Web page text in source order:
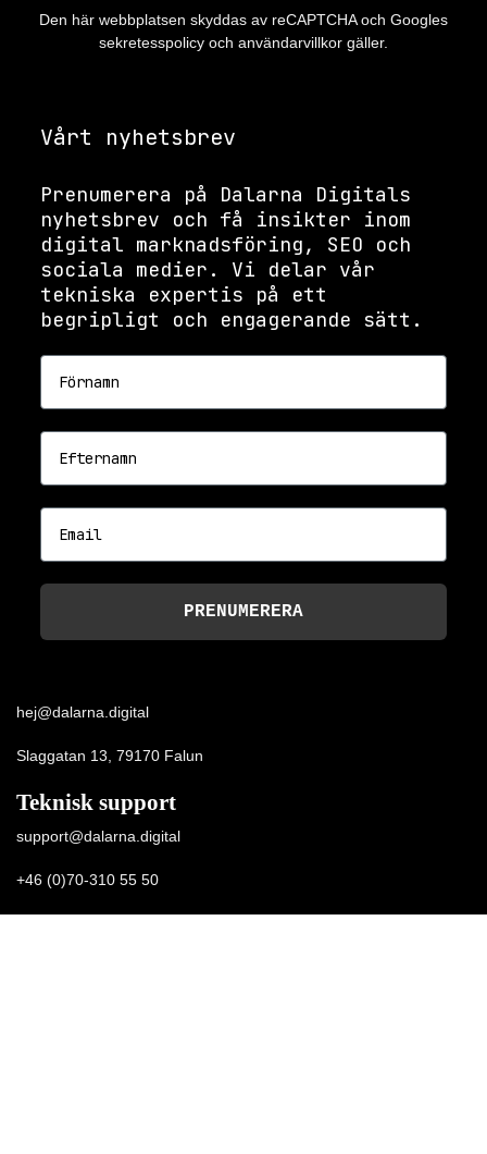
Den här webbplatsen skyddas av reCAPTCHA och Googles
sekretesspolicy och användarvillkor gäller.
Vårt nyhetsbrev
Prenumerera på Dalarna Digitals
nyhetsbrev och få insikter inom
digital marknadsföring, SEO och
sociala medier. Vi delar vår
tekniska expertis på ett
begripligt och engagerande sätt.
Förnamn
Efternamn
Email
PRENUMERERA
hej@dalarna.digital
Slaggatan 13, 79170 Falun
Teknisk support
support@dalarna.digital
+46 (0)70-310 55 50